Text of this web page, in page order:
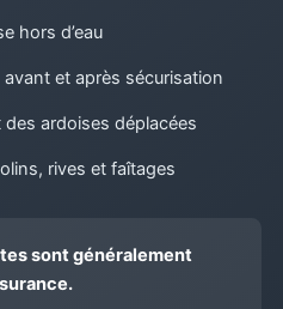
hors d’eau
et après sécurisation
des ardoises déplacées
rives et faîtages
sont généralement